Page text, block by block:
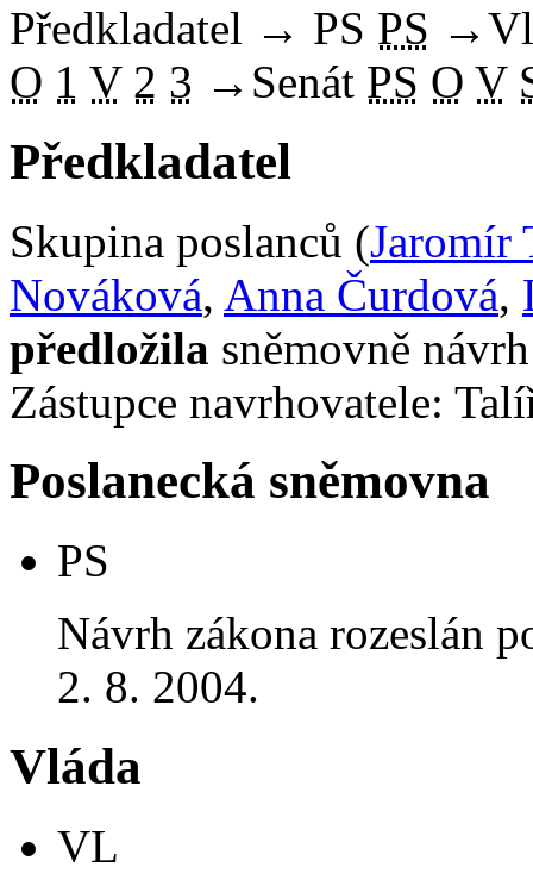
Předkladatel → PS PS →
O 1 V 2 3 → Senát PS O V
Předkladatel
Skupina poslanců (Jaromír
Nováková, Anna Čurdová,
předložila sněmovně
Zástupce navrhovatele:
Poslanecká sněmovna
PS
Návrh zákona rozeslán
2. 8. 2004.
Vláda
VL